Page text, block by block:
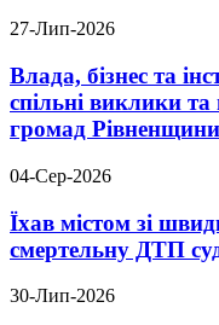
27-Лип-2026
Влада, бізнес та
спільні виклики
громад Рівненщини
04-Сер-2026
Їхав містом зі
смертельну ДТП
30-Лип-2026